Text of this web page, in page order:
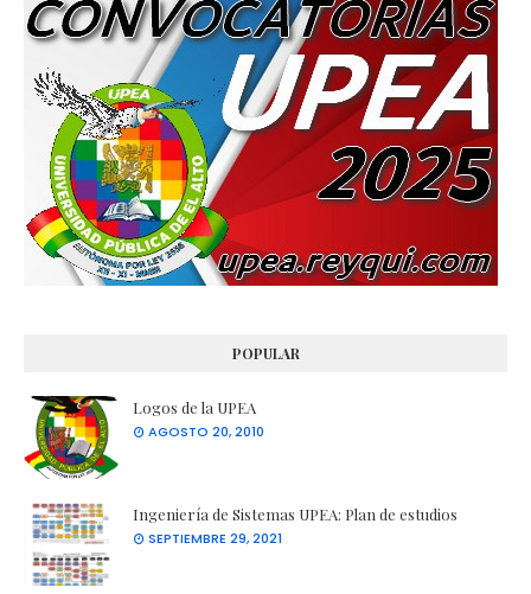
POPULAR
Logos de la UPEA
AGOSTO 20, 2010
Ingeniería de Sistemas UPEA: Plan de estudios
SEPTIEMBRE 29, 2021